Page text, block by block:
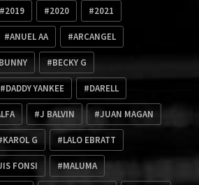
2019 2020 2021
ANUEL AA ARCANGEL
BECKY G
DADDY YANKEE DARELL
J BALVIN JUAN MAGAN
KAROL G LALO EBRATT
FONSI MALUMA